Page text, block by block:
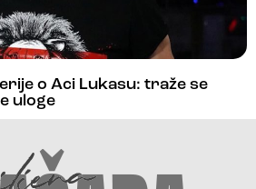
o Aci Lukasu: traže se
uloge